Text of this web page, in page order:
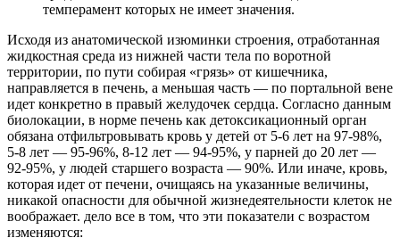
темперамент которых не имеет значения.
Исходя из анатомической изюминки строения, отработанная
жидкостная среда из нижней части тела по воротной
территории, по пути собирая «грязь» от кишечника,
направляется в печень, а меньшая часть — по портальной вене
идет конкретно в правый желудочек сердца. Согласно данным
биолокации, в норме печень как детоксикационный орган
обязана отфильтровывать кровь у детей от 5-6 лет на 97-98%,
5-8 лет — 95-96%, 8-12 лет — 94-95%, у парней до 20 лет —
92-95%, у людей старшего возраста — 90%. Или иначе, кровь,
которая идет от печени, очищаясь на указанные величины,
никакой опасности для обычной жизнедеятельности клеток не
воображает. дело все в том, что эти показатели с возрастом
изменяются: